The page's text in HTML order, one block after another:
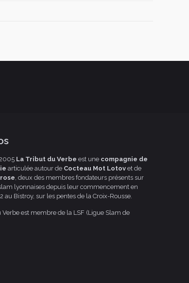
La Tribut du Verbe est une compagnie de
articulée autour de Cocteau Mot Lotov et de
, deux des membres fondateurs présents sur
lyonnaises depuis leur commencement en
au Bistroy, sur les pentes de la Croix-Rousse.
Verbe est membre de la LSF (Ligue Slam de